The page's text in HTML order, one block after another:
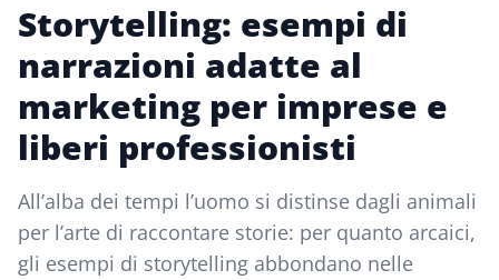
Storytelling: esempi di
narrazioni adatte al
marketing per imprese e
liberi professionisti
All’alba dei tempi l’uomo si distinse dagli animali
per l’arte di raccontare storie: per quanto arcaici,
gli esempi di storytelling abbondano nelle